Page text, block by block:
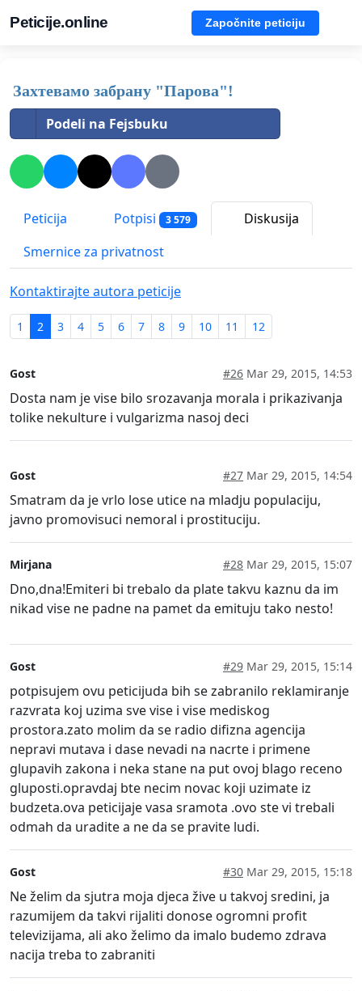
Peticije.online Započnite peticiju
Захтевамо забрану "Парова"!
Podeli na Fejsbuku
Peticija Potpisi 3 579
Diskusija
Smernice za privatnost
Kontaktirajte autora peticije
1 2 3 4 5 6 7 8 9 10 11 12
Gost #26 Mar 29, 2015, 14:53
Dosta nam je vise bilo srozavanja morala i prikazivanja
tolike nekulture i vulgarizma nasoj deci
Gost #27 Mar 29, 2015, 14:54
Smatram da je vrlo lose utice na mladju populaciju,
javno promovisuci nemoral i prostituciju.
Mirjana #28 Mar 29, 2015, 15:07
Dno,dna!Emiteri bi trebalo da plate takvu kaznu da im
nikad vise ne padne na pamet da emituju tako nesto!
Gost #29 Mar 29, 2015, 15:14
potpisujem ovu peticijuda bih se zabranilo reklamiranje
razvrata koj uzima sve vise i vise mediskog
prostora.zato molim da se radio difizna agencija
nepravi mutava i dase nevadi na nacrte i primene
glupavih zakona i neka stane na put ovoj blago receno
gluposti.opravdaj bte necim novac koji uzimate iz
budzeta.ova peticijaje vasa sramota .ovo ste vi trebali
odmah da uradite a ne da se pravite ludi.
Gost #30 Mar 29, 2015, 15:18
Ne želim da sjutra moja djeca žive u takvoj sredini, ja
razumijem da takvi rijaliti donose ogromni profit
televizijama, ali ako želimo da imalo budemo zdrava
nacija treba to zabraniti